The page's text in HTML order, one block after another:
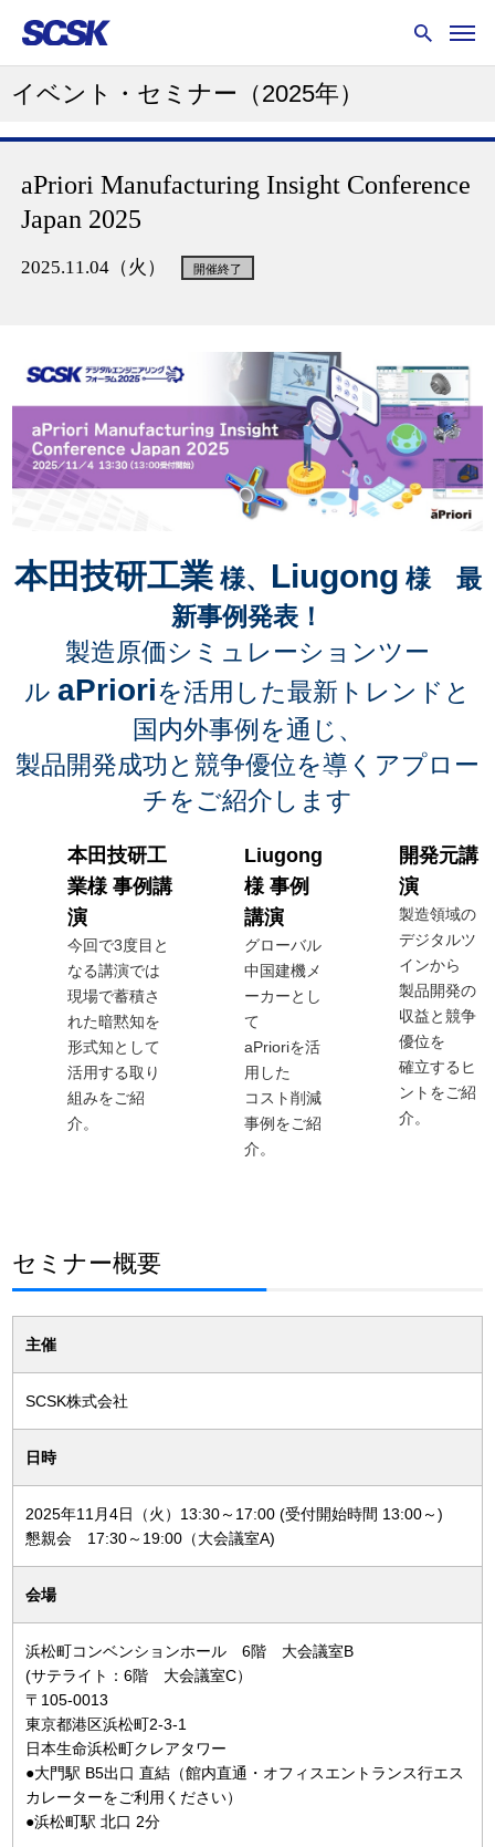
イベント・セミナー （2025年）
aPriori Manufacturing Insight Conference
Japan 2025
2025.11.04（火） 開催終了
本田技研工業様、 Liugong 様 最
新事例発表！
製造原価シミュレーションツー
ル aPrioriを活用した最新トレンドと
国内外事例を通じ、
製品開発成功と競争優位を導くアプロー
チをご紹介します
本田技研工
業様 事例講
演
今回で3度目と
なる講演では
現場で蓄積さ
れた暗黙知を
形式知として
活用する取り
組みをご紹
介。
Liugong
様 事例
講演
グローバル
中国建機メ
ーカーとし
て
aPrioriを活
用した
コスト削減
事例をご紹
介。
開発元講
演
製造領域の
デジタルツ
インから
製品開発の
収益と競争
優位を
確立するヒ
ントをご紹
介。
セミナー概要
主催
SCSK株式会社
日時
2025年11月4日（火）13:30～17:00 (受付開始時間 13:00～)
懇親会 17:30～19:00（大会議室A)
会場
浜松町コンベンションホール 6階 大会議室B
(サテライト：6階 大会議室C）
〒105-0013
東京都港区浜松町2-3-1
日本生命浜松町クレアタワー
●大門駅 B5出口 直結（館内直通・オフィスエントランス行エス
カレーターをご利用ください）
●浜松町駅 北口 2分